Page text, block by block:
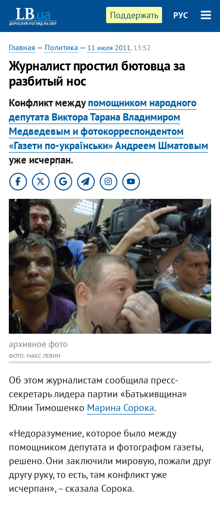
Поддержать РУС
Главная — Политика — 11 июля 2011, 13:52
Журналист простил бютовца за
разбитый нос
Конфликт междупомощником народного
депутата Виктора Тарана Владимиром
Медведевым и фотокорреспондентом
«Газети по-українськи» Андреем Шматовым
уже исчерпан.
архивное фото
ФОТО: МАКС ЛЕВИН
Об этом журналистам сообщила пресс-
секретарь лидера партии «Батькивщина»
Юлии Тимошенко Марина Сорока.
«Недоразумение, которое было между
помощником депутата и фотографом газеты,
решено. Они заключили мировую, пожали друг
другу руку, то есть, там конфликт уже
исчерпан», – сказала Сорока.